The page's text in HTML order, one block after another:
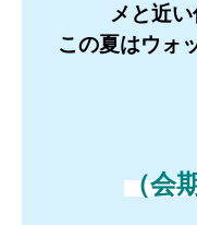
メと近
この夏はウォ
（会